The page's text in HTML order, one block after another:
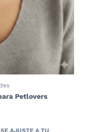
Petlovers